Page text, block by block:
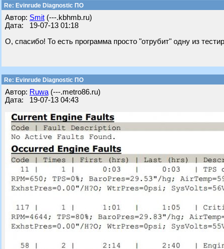
Re: Evinrude Diagnostic ПО
Автор: Smit (---.kbhmb.ru)
Дата: 19-07-13 01:18
О, спасибо! То есть программа просто "отрубит" одну из
Re: Evinrude Diagnostic ПО
Автор: Ruwa (---.metro86.ru)
Дата: 19-07-13 04:43